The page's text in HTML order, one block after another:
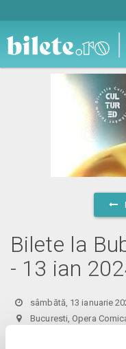
Bilete la
- 13 ian
sâmbătă, 13 ianuarie
Bucuresti, Opera